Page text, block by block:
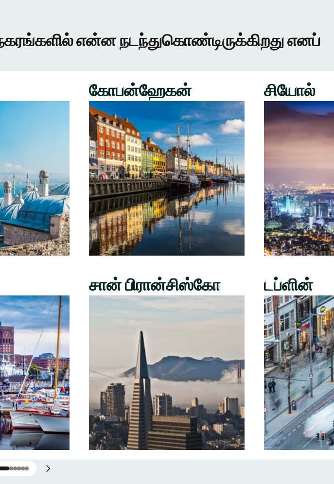
என்ன நடந்துகொண்டிருக்கிறது எனப்
கோபன்ஹேகன்
சான் பிரான்சிஸ்கோ
சியோல்
டப்ளின்